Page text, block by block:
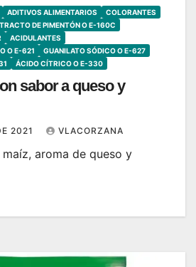
ADITIVOS ALIMENTARIOS
COLORANTES
DE PIMENTÓN O E-160C
ACIDULANTES
O E-621
GUANILATO SÓDICO O E-627
ÁCIDO CÍTRICO O E-330
sabor a queso y
2021 VLACORZANA
aroma de queso y